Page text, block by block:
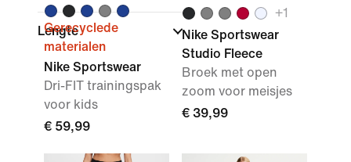
Lengte
Gerecyclede
materialen
Nike Sportswear
Dri-FIT trainingspak
voor kids
€ 59,99
+1
Nike Sportswear
Studio Fleece
Broek met open
zoom voor meisjes
€ 39,99